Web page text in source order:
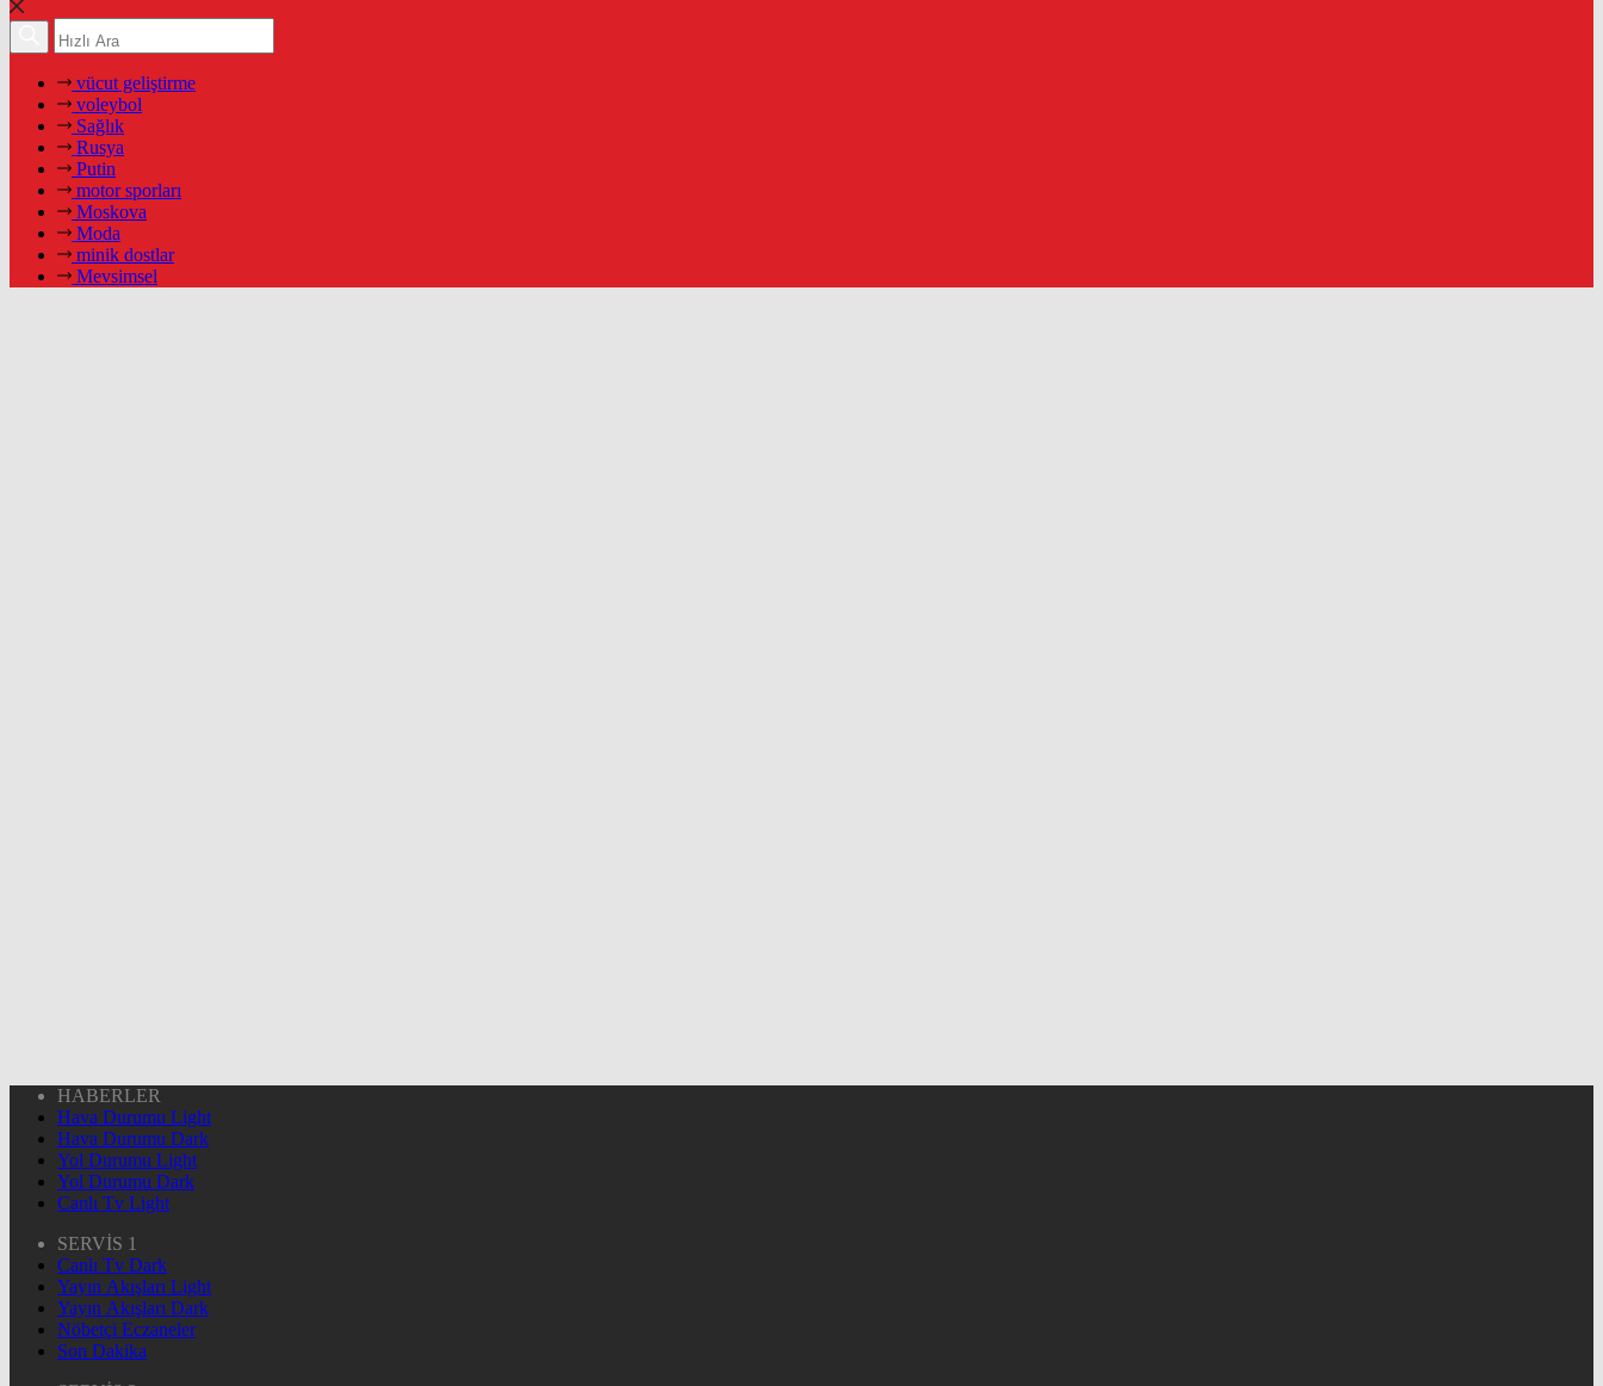
vücut geliştirme
voleybol
Sağlık
Rusya
Putin
motor sporları
Moskova
Moda
minik dostlar
Mevsimsel
HABERLER
Hava Durumu Light
Hava Durumu Dark
Yol Durumu Light
Yol Durumu Dark
Canlı Tv Light
SERVİS 1
Canlı Tv Dark
Yayın Akışları Light
Yayın Akışları Dark
Nöbetçi Eczaneler
Son Dakika